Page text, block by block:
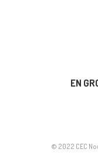
EN
© 2022 CEC